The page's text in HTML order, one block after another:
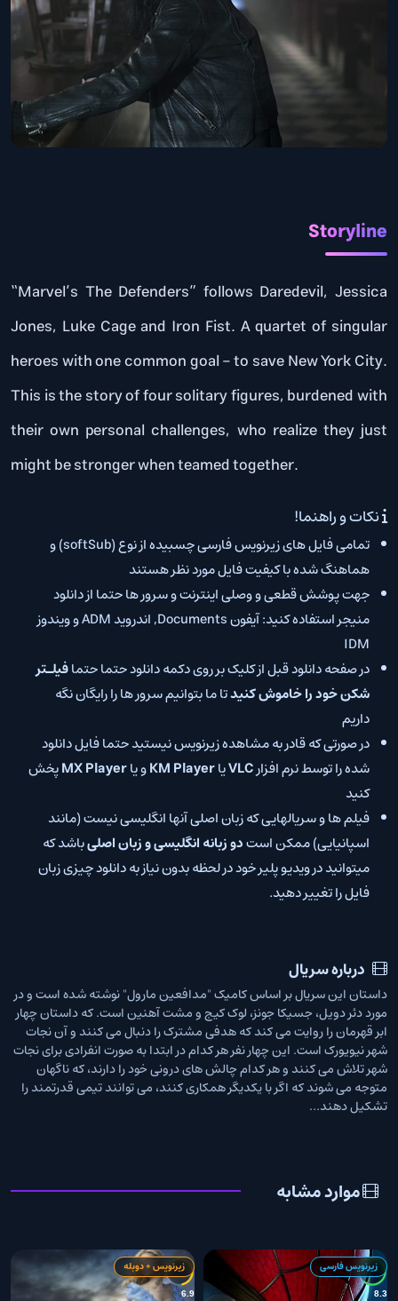
Storyline
“Marvel’s The Defenders” follows Daredevil, Jessica
Jones, Luke Cage and Iron Fist. A quartet of singular
heroes with one common goal – to save New York City.
This is the story of four solitary figures, burdened with
their own personal challenges, who realize they just
might be stronger when teamed together.
نکات و راهنما!
تمامی فایل های زیرنویس فارسی چسبیده از نوع (softSub) و
هماهنگ شده با کیفیت فایل مورد نظر هستند
جهت پوشش قطعی و وصلی اینترنت و سرور ها حتما از دانلود
منیجر استفاده کنید: آیفون Documents, اندروید ADM و ویندوز
IDM
در صفحه دانلود قبل از کلیک بر روی دکمه دانلود حتما حتمافیلـتر
شکن خود را خاموش کنیدتا ما بتوانیم سرور ها را رایگان نگه
داریم
در صورتی که قادر به مشاهده زیرنویس نیستید حتما فایل دانلود
شده را توسط نرم افزارVLCیاKM Playerو یاMX Playerپخش
کنید
فیلم ها و سریالهایی که زبان اصلی آنها انگلیسی نیست (مانند
اسپانیایی) ممکن استدو زبانه انگلیسی و زبان اصلیباشد که
میتوانید در ویدیو پلیر خود در لحظه بدون نیاز به دانلود چیزی زبان
فایل را تغییر دهید.
درباره سریال
داستان این سریال بر اساس کامیک "مدافعین مارول" نوشته شده است و در
مورد دئر دویل، جسیکا جونز، لوک کیج و مشت آهنین است. که داستان چهار
ابر قهرمان را روایت می کند که هدفی مشترک را دنبال می کنند و آن نجات
شهر نیویورک است. این چهار نفر هر کدام در ابتدا به صورت انفرادی برای نجات
شهر تلاش می کنند و هر کدام چالش های درونی خود را دارند، که ناگهان
متوجه می شوند که اگر با یکدیگر همکاری کنند، می توانند تیمی قدرتمند را
تشکیل دهند...
موارد مشابه
8.3
زیرنویس فارسی
6.9
زیرنویس + دوبله